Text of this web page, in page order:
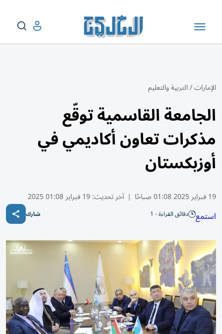
الإمارات/التربية والتعليم
الجامعة القاسمية توقّع
مذكرات تعاون أكاديمي في
أوزبكستان
19 فبراير 2025 01:08 صباحًا | آخر تحديث:19 فبراير 01:08 2025
استمع دقائق القراءة - 1 شارك